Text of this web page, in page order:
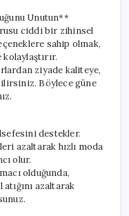
Unutun**
ciddi bir zihinsel
sahip olmak,
ziyade kaliteye,
Böylece güne
destekler.
azaltarak hızlı moda
olur.
olduğunda,
azaltarak